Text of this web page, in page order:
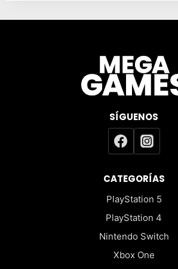
SÍGUENOS
CATEGORÍAS
PlayStation 5
PlayStation 4
Nintendo Switch
Xbox One